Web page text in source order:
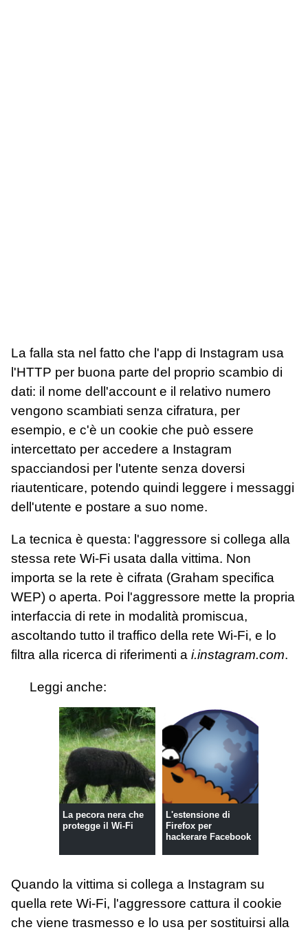
La falla sta nel fatto che l'app di Instagram usa
l'HTTP per buona parte del proprio scambio di
dati: il nome dell'account e il relativo numero
vengono scambiati senza cifratura, per
esempio, e c'è un cookie che può essere
intercettato per accedere a Instagram
spacciandosi per l'utente senza doversi
riautenticare, potendo quindi leggere i messaggi
dell'utente e postare a suo nome.
La tecnica è questa: l'aggressore si collega alla
stessa rete Wi-Fi usata dalla vittima. Non
importa se la rete è cifrata (Graham specifica
WEP) o aperta. Poi l'aggressore mette la propria
interfaccia di rete in modalità promiscua,
ascoltando tutto il traffico della rete Wi-Fi, e lo
filtra alla ricerca di riferimenti a i.instagram.com.
Leggi anche:
La pecora nera che
protegge il Wi-Fi
L'estensione di
Firefox per
hackerare Facebook
Quando la vittima si collega a Instagram su
quella rete Wi-Fi, l'aggressore cattura il cookie
che viene trasmesso e lo usa per sostituirsi alla